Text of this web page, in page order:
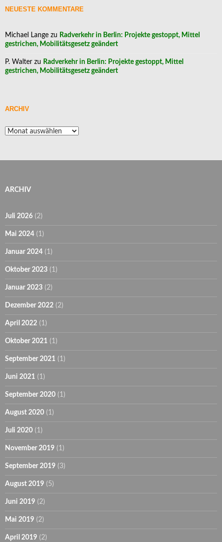
NEUESTE KOMMENTARE
Michael Lange zu Radverkehr in Berlin: Projekte gestoppt, Mittel
gestrichen, Mobilitätsgesetz geändert
P. Walter zu Radverkehr in Berlin: Projekte gestoppt, Mittel
gestrichen, Mobilitätsgesetz geändert
ARCHIV
Archiv
ARCHIV
Juli 2026 (2)
Mai 2024 (1)
Januar 2024 (1)
Oktober 2023 (1)
Januar 2023 (2)
Dezember 2022 (2)
April 2022 (1)
Oktober 2021 (1)
September 2021 (1)
Juni 2021 (1)
September 2020 (1)
August 2020 (1)
Juli 2020 (1)
November 2019 (1)
September 2019 (3)
August 2019 (5)
Juni 2019 (2)
Mai 2019 (2)
April 2019 (2)